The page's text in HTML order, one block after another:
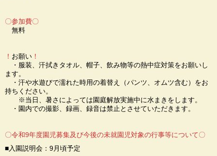
〇参加費〇
無料
！ お願い ！
・服装、汗拭きタオル、帽子、飲み物等の熱中症対策をお願いし
ます。
・汗や水遊びで濡れた時用の着替え（パンツ、オムツ含む）をお
持ちください。
※当日、暑さによっては園庭解放実施中に水まきをします。
・園内での撮影、録画、録音は禁止とさせていただきます。
〇令和9年度園児募集及び今後の未就園児対象の行事等について〇
■入園説明会：9月頃予定